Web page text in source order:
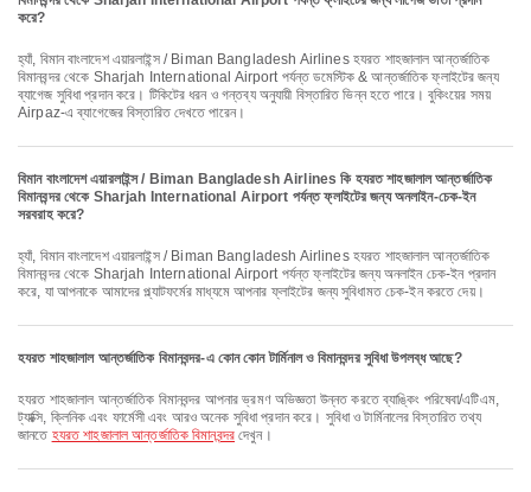
করে?
হ্যাঁ, বিমান বাংলাদেশ এয়ারলাইন্স / Biman Bangladesh Airlines হযরত শাহজালাল আন্তর্জাতিক
বিমানবন্দর থেকে Sharjah International Airport পর্যন্ত ডমেস্টিক & আন্তর্জাতিক ফ্লাইটের জন্য
ব্যাগেজ সুবিধা প্রদান করে। টিকিটের ধরন ও গন্তব্য অনুযায়ী বিস্তারিত ভিন্ন হতে পারে। বুকিংয়ের সময়
Airpaz-এ ব্যাগেজের বিস্তারিত দেখতে পারেন।
বিমান বাংলাদেশ এয়ারলাইন্স / Biman Bangladesh Airlines কি হযরত শাহজালাল আন্তর্জাতিক
বিমানবন্দর থেকে Sharjah International Airport পর্যন্ত ফ্লাইটের জন্য অনলাইন-চেক-ইন
সরবরাহ করে?
হ্যাঁ, বিমান বাংলাদেশ এয়ারলাইন্স / Biman Bangladesh Airlines হযরত শাহজালাল আন্তর্জাতিক
বিমানবন্দর থেকে Sharjah International Airport পর্যন্ত ফ্লাইটের জন্য অনলাইন চেক-ইন প্রদান
করে, যা আপনাকে আমাদের প্ল্যাটফর্মের মাধ্যমে আপনার ফ্লাইটের জন্য সুবিধামত চেক-ইন করতে দেয়।
হযরত শাহজালাল আন্তর্জাতিক বিমানবন্দর-এ কোন কোন টার্মিনাল ও বিমানবন্দর সুবিধা উপলব্ধ আছে?
হযরত শাহজালাল আন্তর্জাতিক বিমানবন্দর আপনার ভ্রমণ অভিজ্ঞতা উন্নত করতে ব্যাঙ্কিং পরিষেবা/এটিএম,
ট্যাক্সি, ক্লিনিক এবং ফার্মেসী এবং আরও অনেক সুবিধা প্রদান করে। সুবিধা ও টার্মিনালের বিস্তারিত তথ্য
জানতে হযরত শাহজালাল আন্তর্জাতিক বিমানবন্দর দেখুন।